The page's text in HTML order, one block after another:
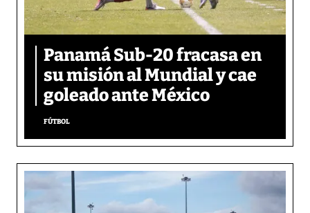
Panamá Sub-20 fracasa en
su misión al Mundial y cae
goleado ante México
FÚTBOL